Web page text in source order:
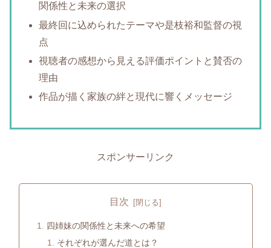
関係性と未来の選択
最終回に込められたテーマや是枝裕和監督の視
点
視聴者の感想から見える評価ポイントと賛否の
理由
作品が描く家族の絆と現代に響くメッセージ
スポンサーリンク
目次
四姉妹の関係性と未来への希望
それぞれが選んだ道とは？